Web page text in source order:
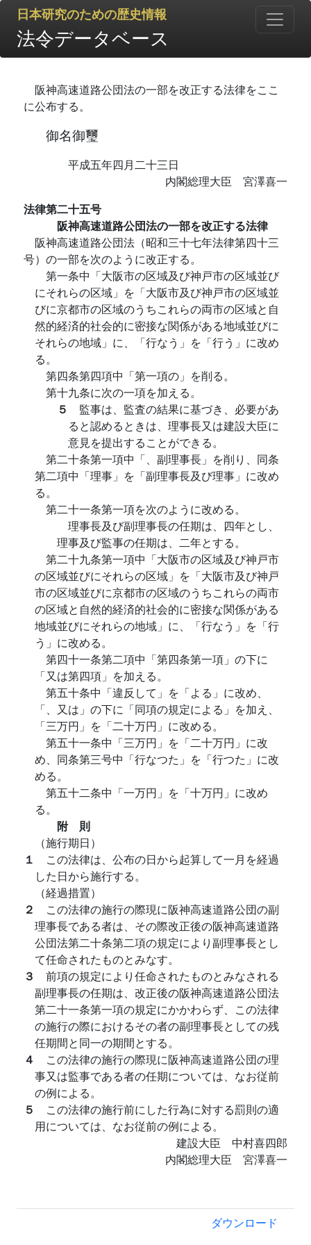
日本研究のための歴史情報
法令データベース
阪神高速道路公団法の一部を改正する法律をここ
に公布する。
御名御璽
平成五年四月二十三日
内閣総理大臣 宮澤喜一
法律第二十五号
阪神高速道路公団法の一部を改正する法律
阪神高速道路公団法（昭和三十七年法律第四十三
号）の一部を次のように改正する。
第一条中「大阪市の区域及び神戸市の区域並び
にそれらの区域」を「大阪市及び神戸市の区域並
びに京都市の区域のうちこれらの両市の区域と自
然的経済的社会的に密接な関係がある地域並びに
それらの地域」に、「行なう」を「行う」に改め
る。
第四条第四項中「第一項の」を削る。
第十九条に次の一項を加える。
５ 監事は、監査の結果に基づき、必要があ
ると認めるときは、理事長又は建設大臣に
意見を提出することができる。
第二十条第一項中「、副理事長」を削り、同条
第二項中「理事」を「副理事長及び理事」に改め
る。
第二十一条第一項を次のように改める。
理事長及び副理事長の任期は、四年とし、
理事及び監事の任期は、二年とする。
第二十九条第一項中「大阪市の区域及び神戸市
の区域並びにそれらの区域」を「大阪市及び神戸
市の区域並びに京都市の区域のうちこれらの両市
の区域と自然的経済的社会的に密接な関係がある
地域並びにそれらの地域」に、「行なう」を「行
う」に改める。
第四十一条第二項中「第四条第一項」の下に
「又は第四項」を加える。
第五十条中「違反して」を「よる」に改め、
「、又は」の下に「同項の規定による」を加え、
「三万円」を「二十万円」に改める。
第五十一条中「三万円」を「二十万円」に改
め、同条第三号中「行なつた」を「行つた」に改
める。
第五十二条中「一万円」を「十万円」に改め
る。
附 則
（施行期日）
１ この法律は、公布の日から起算して一月を経過
した日から施行する。
（経過措置）
２ この法律の施行の際現に阪神高速道路公団の副
理事長である者は、その際改正後の阪神高速道路
公団法第二十条第二項の規定により副理事長とし
て任命されたものとみなす。
３ 前項の規定により任命されたものとみなされる
副理事長の任期は、改正後の阪神高速道路公団法
第二十一条第一項の規定にかかわらず、この法律
の施行の際におけるその者の副理事長としての残
任期間と同一の期間とする。
４ この法律の施行の際現に阪神高速道路公団の理
事又は監事である者の任期については、なお従前
の例による。
５ この法律の施行前にした行為に対する罰則の適
用については、なお従前の例による。
建設大臣 中村喜四郎
内閣総理大臣 宮澤喜一
ダウンロード